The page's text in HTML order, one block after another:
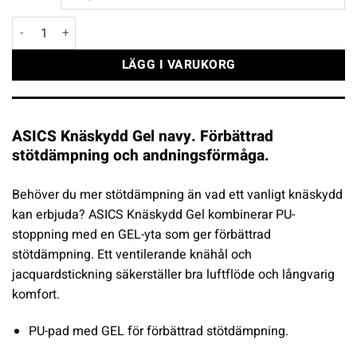
ASICS Knäskydd Gel navy mängd
LÄGG I VARUKORG
ASICS Knäskydd Gel navy. Förbättrad
stötdämpning och andningsförmåga.
Behöver du mer stötdämpning än vad ett vanligt knäskydd
kan erbjuda? ASICS Knäskydd Gel kombinerar PU-
stoppning med en GEL-yta som ger förbättrad
stötdämpning. Ett ventilerande knähål och
jacquardstickning säkerställer bra luftflöde och långvarig
komfort.
PU-pad med GEL för förbättrad stötdämpning.